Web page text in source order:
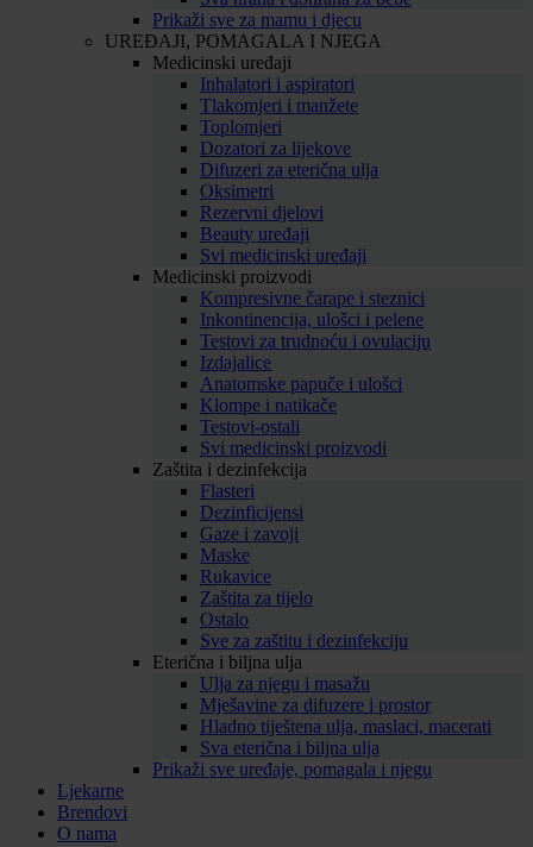
Prikaži sve za mamu i djecu
UREĐAJI, POMAGALA I NJEGA
Medicinski uređaji
Inhalatori i aspiratori
Tlakomjeri i manžete
Toplomjeri
Dozatori za lijekove
Difuzeri za eterična ulja
Oksimetri
Rezervni djelovi
Beauty uređaji
Svi medicinski uređaji
Medicinski proizvodi
Kompresivne čarape i steznici
Inkontinencija, ulošci i pelene
Testovi za trudnoću i ovulaciju
Izdajalice
Anatomske papuče i ulošci
Klompe i natikače
Testovi-ostali
Svi medicinski proizvodi
Zaštita i dezinfekcija
Flasteri
Dezinficijensi
Gaze i zavoji
Maske
Rukavice
Zaštita za tijelo
Ostalo
Sve za zaštitu i dezinfekciju
Eterična i biljna ulja
Ulja za njegu i masažu
Mješavine za difuzere i prostor
Hladno tiještena ulja, maslaci, macerati
Sva eterična i biljna ulja
Prikaži sve uređaje, pomagala i njegu
Ljekarne
Brendovi
O nama